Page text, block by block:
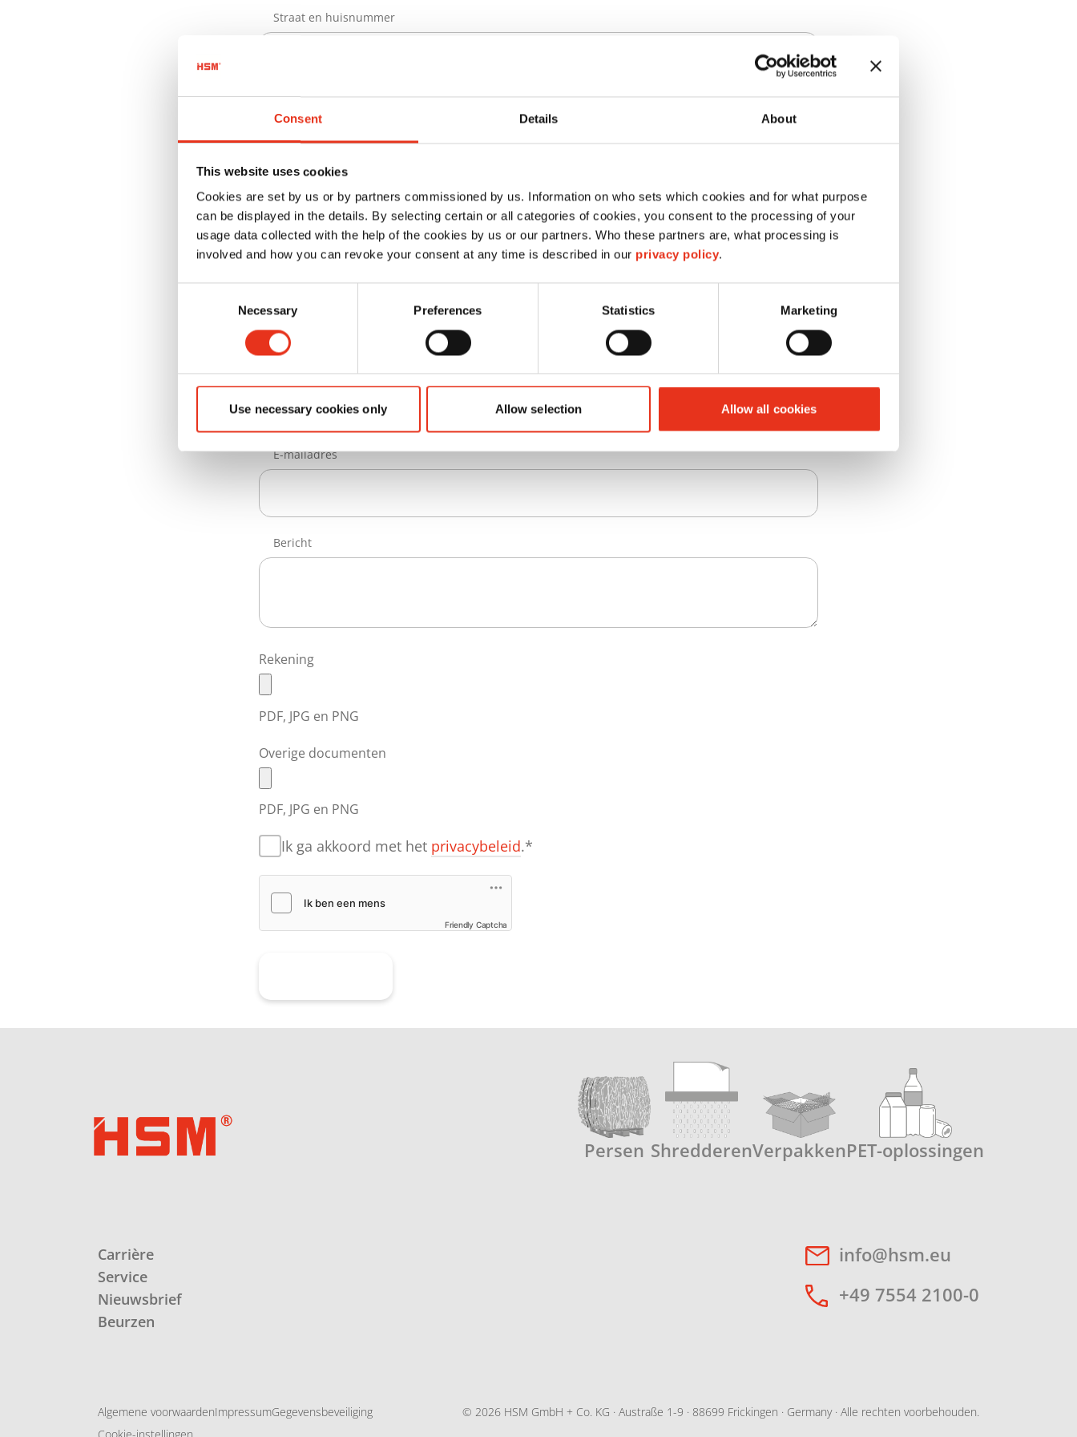
Consent Details About
This website uses cookies
Cookies are set by us or by partners commissioned by us. Information on who sets which cookies and for what purpose
can be displayed in the details. By selecting certain or all categories of cookies, you consent to the processing of your
usage data collected with the help of the cookies by us or our partners. Who these partners are, what processing is
involved and how you can revoke your consent at any time is described in our privacy policy.
Necessary Preferences Statistics Marketing
Use necessary cookies only Allow selection Allow all cookies
Straat en huisnummer
Stad
Land
Selecteer alstublieft
E-mailadres
Bericht
Rekening
PDF, JPG en PNG
Overige documenten
PDF, JPG en PNG
Ik ga akkoord met het privacybeleid.*
Friendly Captcha
Persen ShredderenVerpakkenPET-oplossingen
Carrière
Service
Nieuwsbrief
Beurzen
info@hsm.eu
+49 7554 2100-0
Algemene voorwaardenImpressumGegevensbeveiliging
© 2026 HSM GmbH + Co. KG · Austraße 1-9 · 88699 Frickingen · Germany · Alle rechten voorbehouden.